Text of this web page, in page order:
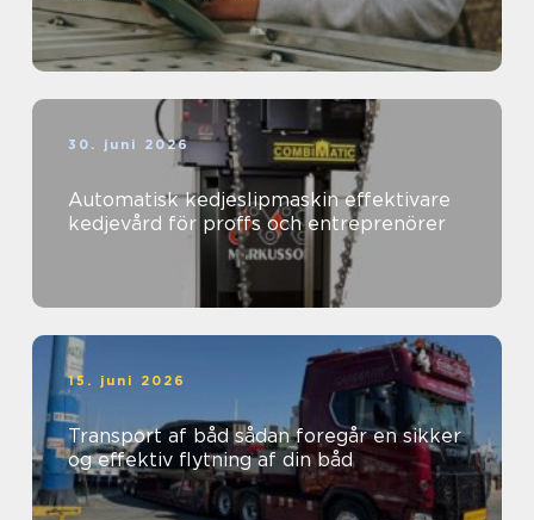
30. juni 2026
Automatisk kedjeslipmaskin effektivare
kedjevård för proffs och entreprenörer
15. juni 2026
Transport af båd sådan foregår en sikker
og effektiv flytning af din båd